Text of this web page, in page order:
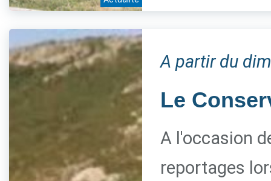
A partir du
Le
A l'occasion
reportages